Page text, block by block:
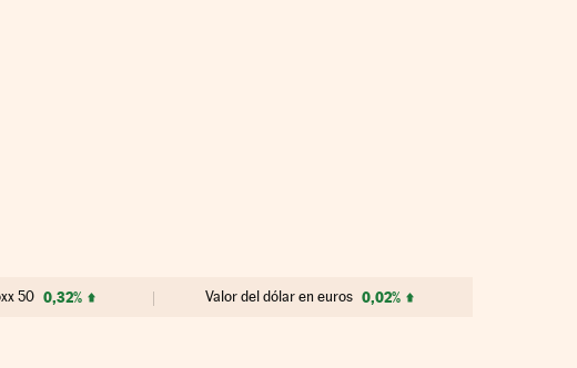
50 0,32% Valor del dólar en euros 0,02%